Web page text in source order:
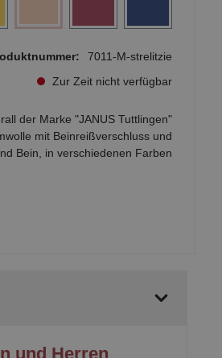
7011-M-strelitzie
Zur Zeit nicht verfügbar
der Marke "JANUS Tuttlingen"
mit Beinreißverschluss und
Bein, in verschiedenen Farben
und Herren